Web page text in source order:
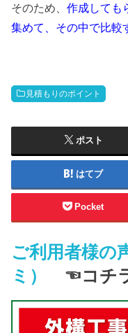
そのため、作成しても
集めて、その中で比較
見積もりのポイント
ポスト
はてブ
Pocket
ご利用者様の
ミ）
☜コチ